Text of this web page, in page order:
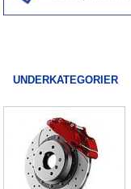
UNDERKATEGORIER